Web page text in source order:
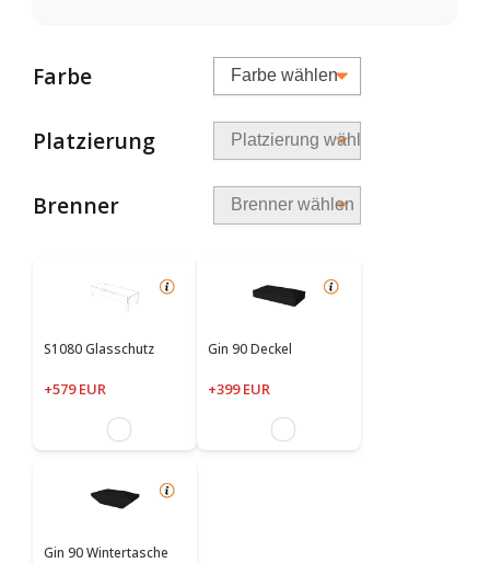
Farbe
Platzierung
Brenner
S1080 Glasschutz
+579 EUR
Gin 90 Deckel
+399 EUR
Gin 90 Wintertasche